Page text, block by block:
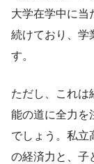
大学在学中に当
続けており、学
す。
ただし、これは
能の道に全力を
でしょう。私立
の経済力と、子